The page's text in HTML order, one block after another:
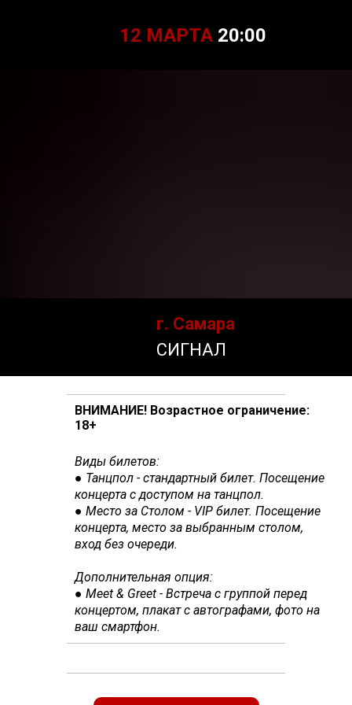
12 МАРТА 20:00
г. Самара
СИГНАЛ
ВНИМАНИЕ! Возрастное ограничение:
18+
Виды билетов:
● Танцпол - стандартный билет. Посещение
концерта с доступом на танцпол.
● Место за Столом - VIP билет. Посещение
концерта, место за выбранным столом,
вход без очереди.
Дополнительная опция:
● Meet & Greet - Встреча с группой перед
концертом, плакат с автографами, фото на
ваш смартфон.